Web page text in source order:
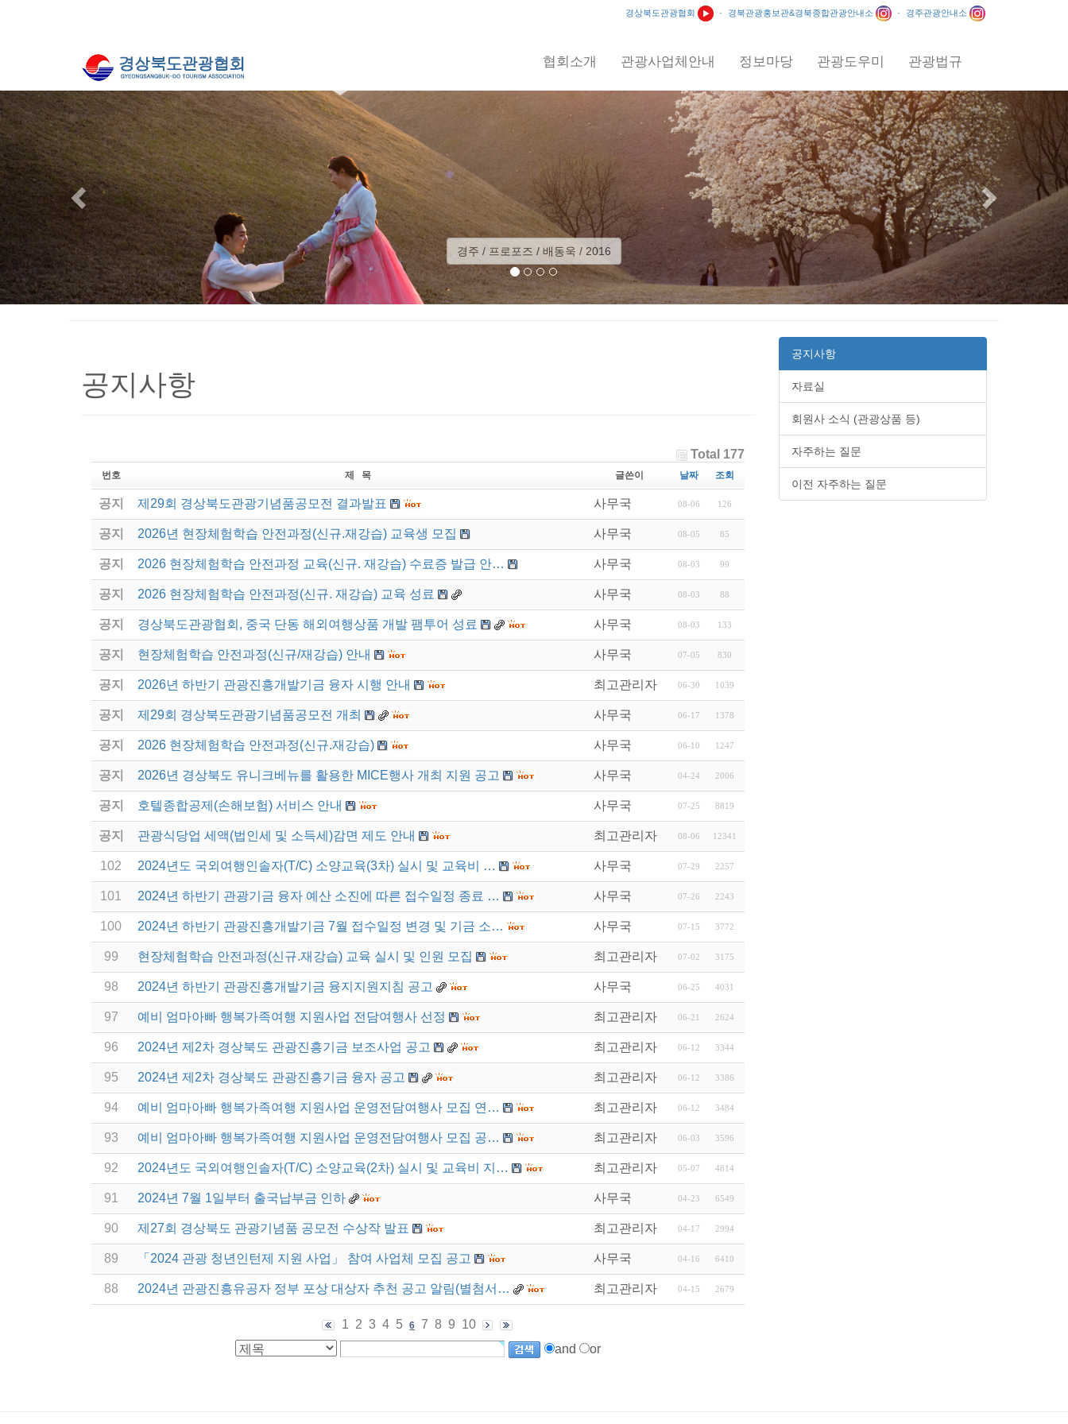
경상북도관광협회 · 경북관광홍보관&경북종합관광안내소 · 경주관광안내소
협회소개 관광사업체안내 정보마당 관광도우미 관광법규
경주 / 프로포즈 / 배동욱 / 2016
Previous Next
공지사항
Total 177
번호 제 목 글쓴이 날짜 조회
공지 제29회 경상북도관광기념품공모전 결과발표 사무국 08-06 126
공지 2026년 현장체험학습 안전과정(신규.재강습) 교육생 모집 사무국 08-05 85
공지 2026 현장체험학습 안전과정 교육(신규. 재강습) 수료증 발급 안… 사무국 08-03 99
공지 2026 현장체험학습 안전과정(신규. 재강습) 교육 성료 사무국 08-03 88
공지 경상북도관광협회, 중국 단동 해외여행상품 개발 팸투어 성료 사무국 08-03 133
공지 현장체험학습 안전과정(신규/재강습) 안내 사무국 07-05 830
공지 2026년 하반기 관광진흥개발기금 융자 시행 안내 최고관리자 06-30 1039
공지 제29회 경상북도관광기념품공모전 개최 사무국 06-17 1378
공지 2026 현장체험학습 안전과정(신규.재강습) 사무국 06-10 1247
공지 2026년 경상북도 유니크베뉴를 활용한 MICE행사 개최 지원 공고 사무국 04-24 2006
공지 호텔종합공제(손해보험) 서비스 안내 사무국 07-25 8819
공지 관광식당업 세액(법인세 및 소득세)감면 제도 안내 최고관리자 08-06 12341
102 2024년도 국외여행인솔자(T/C) 소양교육(3차) 실시 및 교육비 … 사무국 07-29 2257
101 2024년 하반기 관광기금 융자 예산 소진에 따른 접수일정 종료 … 사무국 07-26 2243
100 2024년 하반기 관광진흥개발기금 7월 접수일정 변경 및 기금 소… 사무국 07-15 3772
99 현장체험학습 안전과정(신규.재강습) 교육 실시 및 인원 모집 최고관리자 07-02 3175
98 2024년 하반기 관광진흥개발기금 융지지원지침 공고 사무국 06-25 4031
97 예비 엄마아빠 행복가족여행 지원사업 전담여행사 선정 최고관리자 06-21 2624
96 2024년 제2차 경상북도 관광진흥기금 보조사업 공고 최고관리자 06-12 3344
95 2024년 제2차 경상북도 관광진흥기금 융자 공고 최고관리자 06-12 3386
94 예비 엄마아빠 행복가족여행 지원사업 운영전담여행사 모집 연… 최고관리자 06-12 3484
93 예비 엄마아빠 행복가족여행 지원사업 운영전담여행사 모집 공… 최고관리자 06-03 3596
92 2024년도 국외여행인솔자(T/C) 소양교육(2차) 실시 및 교육비 지… 최고관리자 05-07 4814
91 2024년 7월 1일부터 출국납부금 인하 사무국 04-23 6549
90 제27회 경상북도 관광기념품 공모전 수상작 발표 최고관리자 04-17 2994
89 「2024 관광 청년인턴제 지원 사업」 참여 사업체 모집 공고 사무국 04-16 6410
88 2024년 관광진흥유공자 정부 포상 대상자 추천 공고 알림(별첨서… 최고관리자 04-15 2679
1 2 3 4 5 6 7 8 9 10
and
or
공지사항
자료실
회원사 소식 (관광상품 등)
자주하는 질문
이전 자주하는 질문